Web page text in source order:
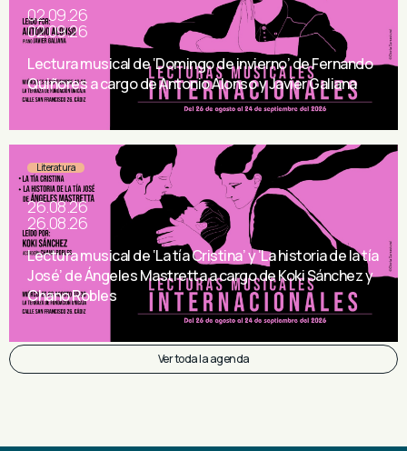
02.09.26
02.09.26
Lectura musical de ‘Domingo de invierno’ de Fernando
Quiñores a cargo de Antonio Alonso y Javier Galiana
Literatura
26.08.26
26.08.26
Lectura musical de ‘La tía Cristina’ y ‘La historia de la tía
José’ de Ángeles Mastretta a cargo de Koki Sánchez y
Chano Robles
Ver toda la agenda